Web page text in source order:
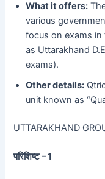
What it offers:
various
focus on exams
as Uttarakhand
exams).
Other details:
unit known as
UTTARAKHAND
परिशिष्ट – 1